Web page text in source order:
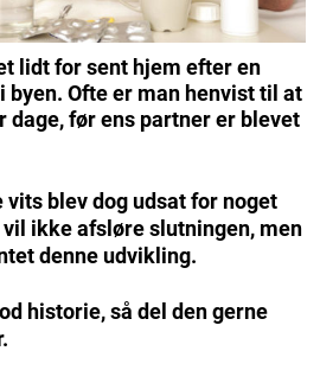
lidt for sent hjem efter en
byen. Ofte er man henvist til at
dage, før ens partner er blevet
vits blev dog udsat for noget
ikke afsløre slutningen, men
denne udvikling.
historie, så del den gerne